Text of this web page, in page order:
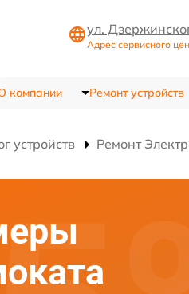
ул.
Адрес сервисного
компании Ремонт устройств
устройств Ремонт